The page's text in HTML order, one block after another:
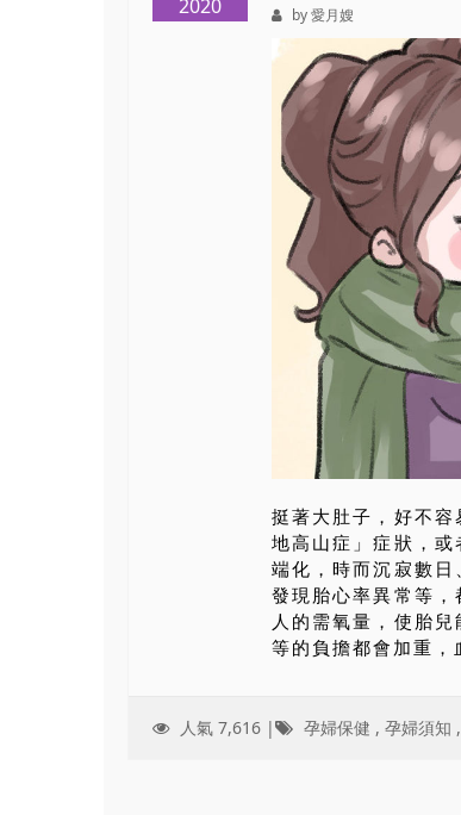
2020
by 愛月嫂
挺著大肚子，好不
地高山症」症狀，
端化，時而沉寂數
發現胎心率異常等
人的需氧量，使胎
等的負擔都會加重
人氣 7,616 | 孕婦保健 , 孕婦須知 ,